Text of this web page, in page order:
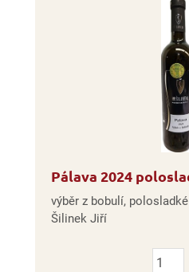
Pálava 2024
výběr z bobulí, polosladké
Šilinek Jiří
Počet